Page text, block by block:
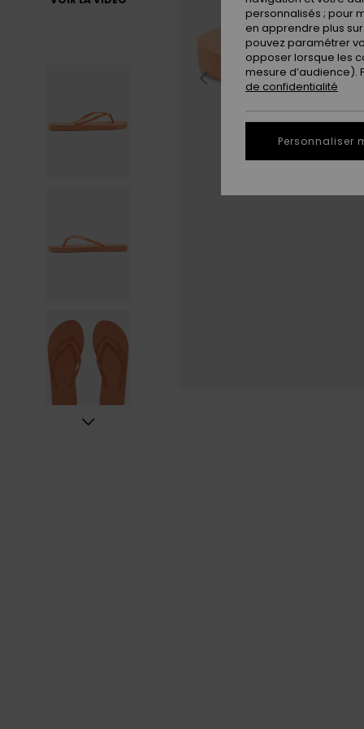
personnalisés ; pour
en apprendre plus
pouvez paramétrer
opposer lorsque les
mesure d’audience).
de confidentialité
Personnaliser